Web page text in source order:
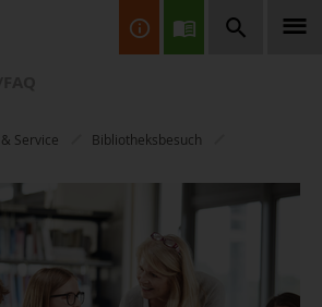
Bücher, CDs & DVDs, Spiele, BluRays,
Service
Bibliotheksbesuch